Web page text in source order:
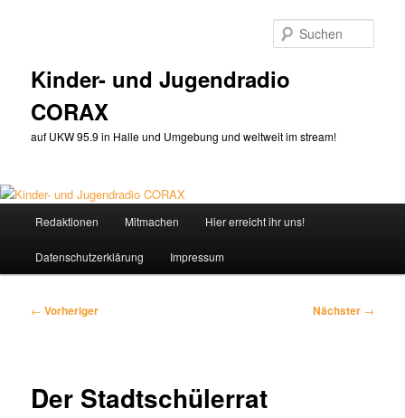
Kinder- und Jugendradio
CORAX
auf UKW 95.9 in Halle und Umgebung und weltweit im stream!
Redaktionen Mitmachen Hier erreicht ihr uns!
Datenschutzerklärung Impressum
Beitragsnavigation
← Vorheriger Nächster →
Der Stadtschülerrat